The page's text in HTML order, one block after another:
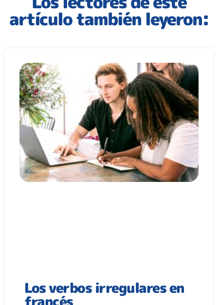
artículo también leyeron:
Los verbos irregulares en